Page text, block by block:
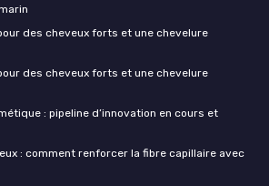
des cheveux forts et une chevelure
des cheveux forts et une chevelure
: pipeline d’innovation en cours et
: comment renforcer la fibre capillaire avec